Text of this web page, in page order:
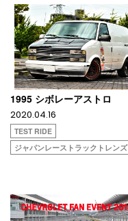
1995 シボレーアストロ
2020.04.16
TEST RIDE
ジャパンレーストラックトレンズ